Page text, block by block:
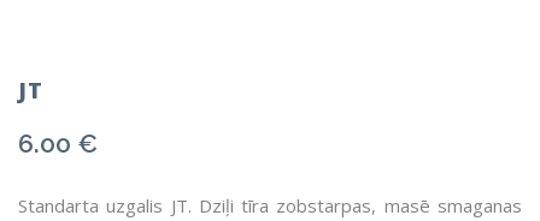
JT
6.00 €
Standarta uzgalis JT. Dziļi tīra zobstarpas, masē smaganas